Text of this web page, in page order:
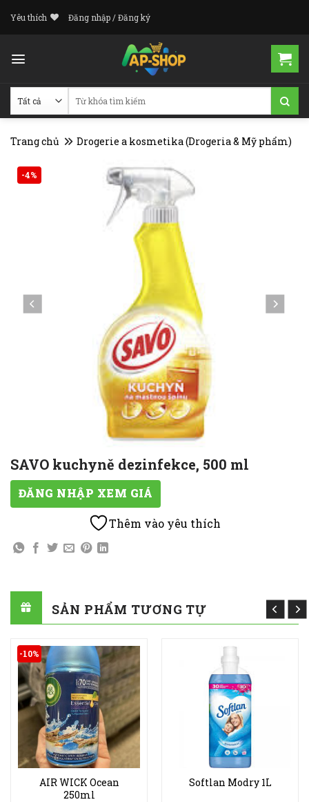
Yêu thích Đăng nhập / Đăng ký
Trang chủ Drogerie a kosmetika (Drogeria & Mỹ phẩm)
-4%
SAVO kuchyně dezinfekce, 500 ml
ĐĂNG NHẬP XEM GIÁ
Thêm vào yêu thích
SẢN PHẨM TƯƠNG TỰ
-10%
AIR WICK Ocean
250ml
Softlan Modry 1L